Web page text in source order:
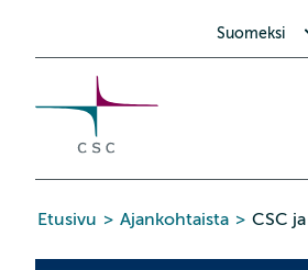
Suomeksi
Etusivu > Ajankohtaista > CSC ja LUMI